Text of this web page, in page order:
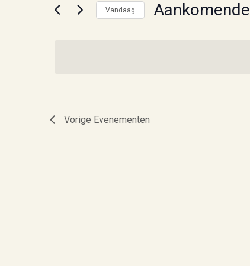
Vandaag Aankomende
Vorige Evenementen